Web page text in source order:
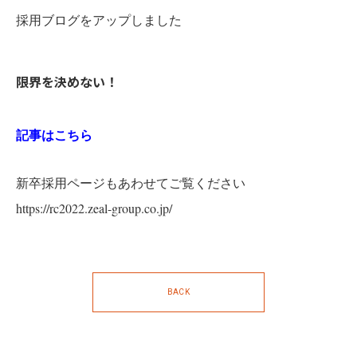
採用ブログをアップしました
限界を決めない！
記事はこちら
新卒採用ページもあわせてご覧ください
https://rc2022.zeal-group.co.jp/
BACK